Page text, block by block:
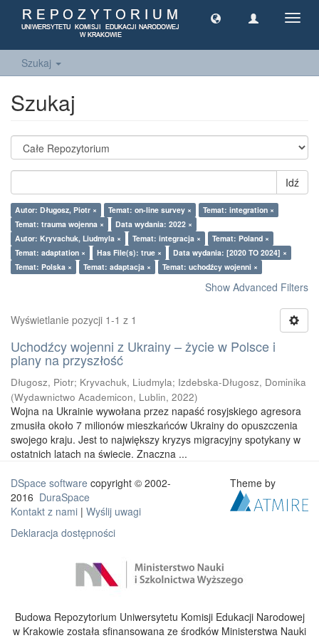
Szukaj
Szukaj
Idź
Autor: Długosz, Piotr × Temat: on-line survey ×
Temat: integration ×
Temat: trauma wojenna ×
Data wydania: 2022 ×
Autor: Kryvachuk, Liudmyla ×
Temat: integracja ×
Temat: Poland ×
Temat: adaptation ×
Has File(s): true ×
Data wydania: [2020 TO 2024] ×
Temat: Polska ×
Temat: adaptacja × Temat: uchodźcy wojenni ×
Show Advanced Filters
Wyświetlanie pozycji 1-1 z 1
Uchodźcy wojenni z Ukrainy – życie w Polsce i
plany na przyszłość
Długosz, Piotr; Kryvachuk, Liudmyla; Izdebska-Długosz, Dominika
(Wydawnictwo Academicon, Lublin, 2022)
Wojna na Ukrainie wywołana przez napaść rosyjskiego agresora
zmusiła około 7 milionów mieszkańców Ukrainy do opuszczenia
swojego kraju. Jest to największy kryzys migracyjny spotykany w
ostatnich latach na świecie. Znaczna ...
DSpace software copyright © 2002-
2016 DuraSpace
Kontakt z nami | Wyślij uwagi
Deklaracja dostępności
Theme by
Budowa Repozytorium Uniwersytetu Komisji Edukacji Narodowej
w Krakowie została sfinansowana ze środków Ministerstwa Nauki